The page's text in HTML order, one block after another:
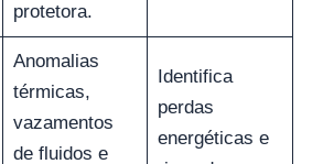
protetora.
Anomalias
térmicas,
vazamentos
de fluidos e
Identifica
perdas
energéticas e